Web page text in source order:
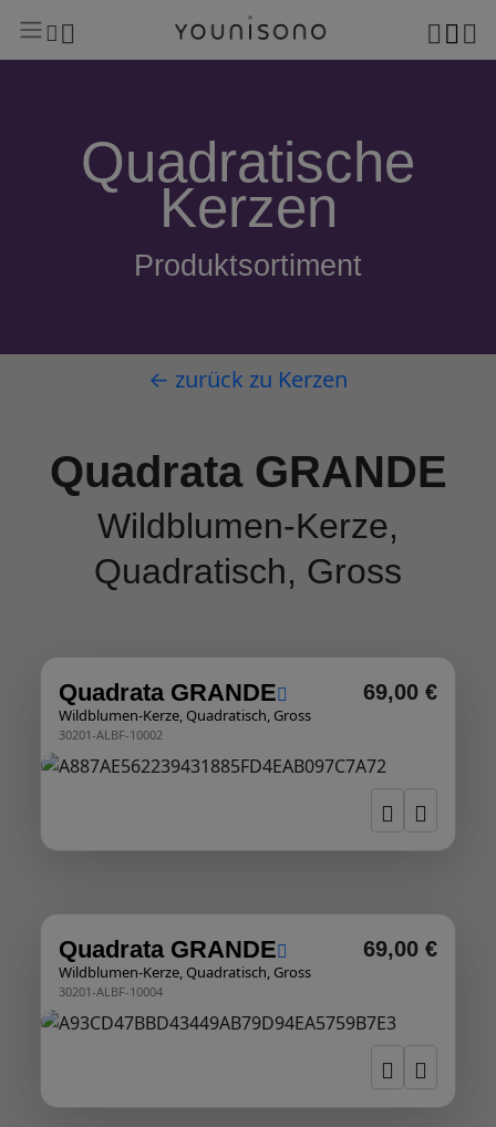
Quadratische
Kerzen
Produktsortiment
← zurück zu Kerzen
Quadrata GRANDE
Wildblumen-Kerze,
Quadratisch, Gross
Quadrata GRANDE
Wildblumen-Kerze, Quadratisch, Gross
30201-ALBF-10002
69,00 €
Quadrata GRANDE
Wildblumen-Kerze, Quadratisch, Gross
30201-ALBF-10004
69,00 €